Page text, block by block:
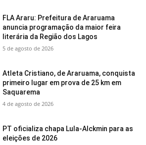
FLA Araru: Prefeitura de Araruama
anuncia programação da maior feira
literária da Região dos Lagos
5 de agosto de 2026
Atleta Cristiano, de Araruama, conquista
primeiro lugar em prova de 25 km em
Saquarema
4 de agosto de 2026
PT oficializa chapa Lula-Alckmin para as
eleições de 2026